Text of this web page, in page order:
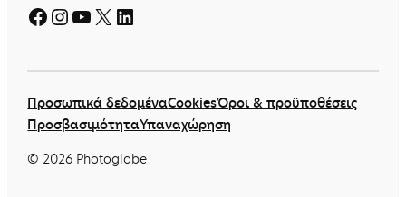
Facebook
Instagram
YouTube
X Linkedin
Προσωπικά δεδομέναCookiesΌροι & προϋποθέσεις
ΠροσβασιμότηταΥπαναχώρηση
©2026 Photoglobe